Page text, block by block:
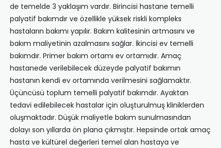
de temelde 3 yaklaşım vardır. Birincisi hastane temelli
palyatif bakımdır ve özellikle yüksek riskli kompleks
hastaların bakımı yapılır. Bakım kalitesinin artmasını ve
bakım maliyetinin azalmasını sağlar. İkincisi ev temelli
bakımdır. Primer bakım ortamı ev ortamıdır. Amaç
hastanede verilebilecek düzeyde palyatif bakımın
hastanın kendi ev ortamında verilmesini sağlamaktır.
Üçüncüsü toplum temelli palyatif bakımdır. Ayaktan
tedavi edilebilecek hastalar için oluşturulmuş kliniklerden
oluşmaktadır. Düşük maliyetle bakım sunulmasından
dolayı son yıllarda ön plana çıkmıştır. Hepsinde ortak amaç
hasta ve kültürel değerleri temel alan hastaya ve